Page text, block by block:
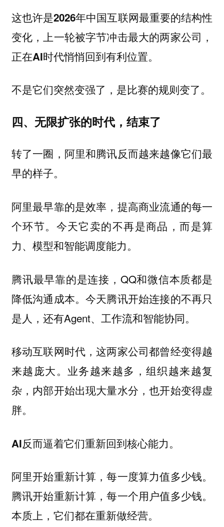
这也许是2026年中国互联网最重要的结构性
变化，上一轮被字节冲击最大的两家公司，
正在AI时代悄悄回到有利位置。
不是它们突然变强了，是比赛的规则变了。
四、无限扩张的时代，结束了
转了一圈，阿里和腾讯反而越来越像它们最
早的样子。
阿里最早靠的是效率，提高商业流通的每一
个环节。今天它卖的不再是商品，而是算
力、模型和智能调度能力。
腾讯最早靠的是连接，QQ和微信本质都是
降低沟通成本。今天腾讯开始连接的不再只
是人，还有Agent、工作流和智能协同。
移动互联网时代，这两家公司都曾经变得越
来越庞大。业务越来越多，组织越来越复
杂，内部开始出现大量水分，也开始变得虚
胖。
AI反而逼着它们重新回到核心能力。
阿里开始重新计算，每一度算力值多少钱。
腾讯开始重新计算，每一个用户值多少钱。
本质上，它们都在重新做经营。